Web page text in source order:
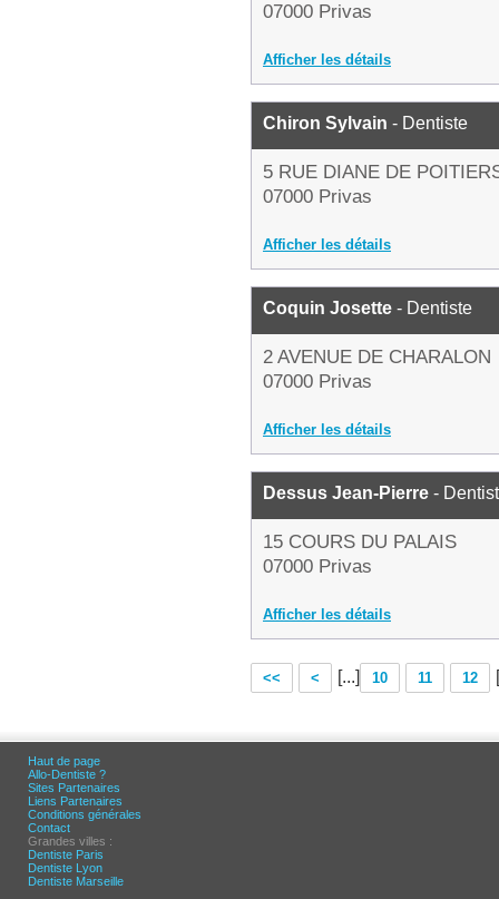
07000 Privas
Afficher les détails
Chiron Sylvain - Dentiste
5 RUE DIANE DE
07000 Privas
Afficher les détails
Coquin Josette - Dentiste
2 AVENUE DE CHARALON
07000 Privas
Afficher les détails
Dessus Jean-Pierre -
15 COURS DU PALAIS
07000 Privas
Afficher les détails
<< < [...] 10 11 12
Haut de page
Allo-Dentiste ?
Sites Partenaires
Liens Partenaires
Conditions générales
Contact
Grandes villes :
Dentiste Paris
Dentiste Lyon
Dentiste Marseille